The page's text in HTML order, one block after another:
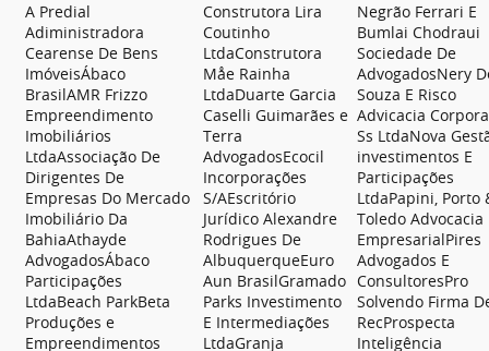
A Predial
Adiministradora
Cearense De Bens
ImóveisÁbaco
BrasilAMR Frizzo
Empreendimento
Imobiliários
LtdaAssociação De
Dirigentes De
Empresas Do Mercado
Imobiliário Da
BahiaAthayde
AdvogadosÁbaco
Participações
LtdaBeach ParkBeta
Produções e
Empreendimentos
Construtora Lira
Coutinho
LtdaConstrutora
Måe Rainha
LtdaDuarte Garcia
Caselli Guimarães e
Terra
AdvogadosEcocil
Incorporações
S/AEscritório
Jurídico Alexandre
Rodrigues De
AlbuquerqueEuro
Aun BrasilGramado
Parks Investimento
E Intermediações
LtdaGranja
Negrão Ferrari E
Bumlai Chodraui
Sociedade De
AdvogadosNery
Souza E Risco
Advicacia
Ss LtdaNova
investimentos E
Participações
LtdaPapini, Porto
Toledo Advocacia
EmpresarialPires
Advogados E
ConsultoresPro
Solvendo Firma
RecProspecta
Inteligência